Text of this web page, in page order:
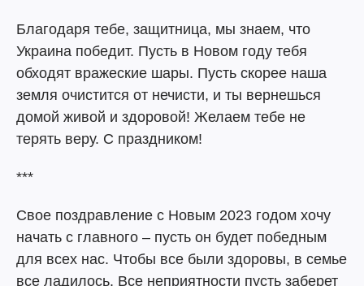
Благодаря тебе, защитница, мы знаем, что
Украина победит. Пусть в Новом году тебя
обходят вражеские шары. Пусть скорее наша
земля очистится от нечисти, и ты вернешься
домой живой и здоровой! Желаем тебе не
терять веру. С праздником!
***
Свое поздравление с Новым 2023 годом хочу
начать с главного – пусть он будет победным
для всех нас. Чтобы все были здоровы, в семье
все ладилось. Все неприятности пусть заберет